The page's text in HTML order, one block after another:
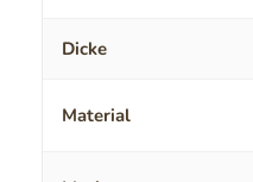
Dicke
Material